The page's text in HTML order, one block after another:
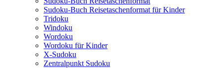
Sudoku-Buch Reisetaschenformat für Kinder
Tridoku
Windoku
Wordoku
Wordoku für Kinder
X-Sudoku
Zentralpunkt Sudoku